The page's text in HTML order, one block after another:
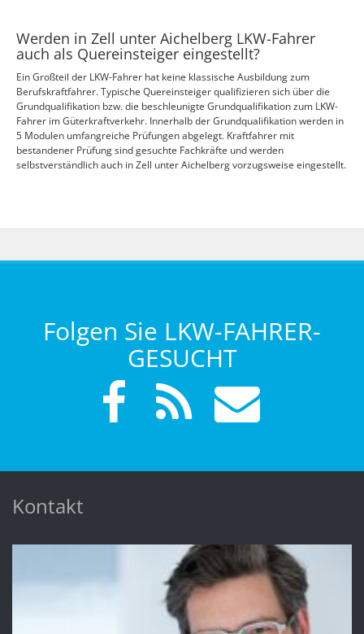
Werden in Zell unter Aichelberg LKW-Fahrer
auch als Quereinsteiger eingestellt?
Ein Großteil der LKW-Fahrer hat keine klassische Ausbildung zum
Berufskraftfahrer. Typische Quereinsteiger qualifizieren sich über die
Grundqualifikation bzw. die beschleunigte Grundqualifikation zum LKW-
Fahrer im Güterkraftverkehr. Innerhalb der Grundqualifikation werden in
5 Modulen umfangreiche Prüfungen abgelegt. Kraftfahrer mit
bestandener Prüfung sind gesuchte Fachkräfte und werden
selbstverständlich auch in Zell unter Aichelberg vorzugsweise eingestellt.
Folgen Sie LKW-FAHRER-
GESUCHT
Kontakt